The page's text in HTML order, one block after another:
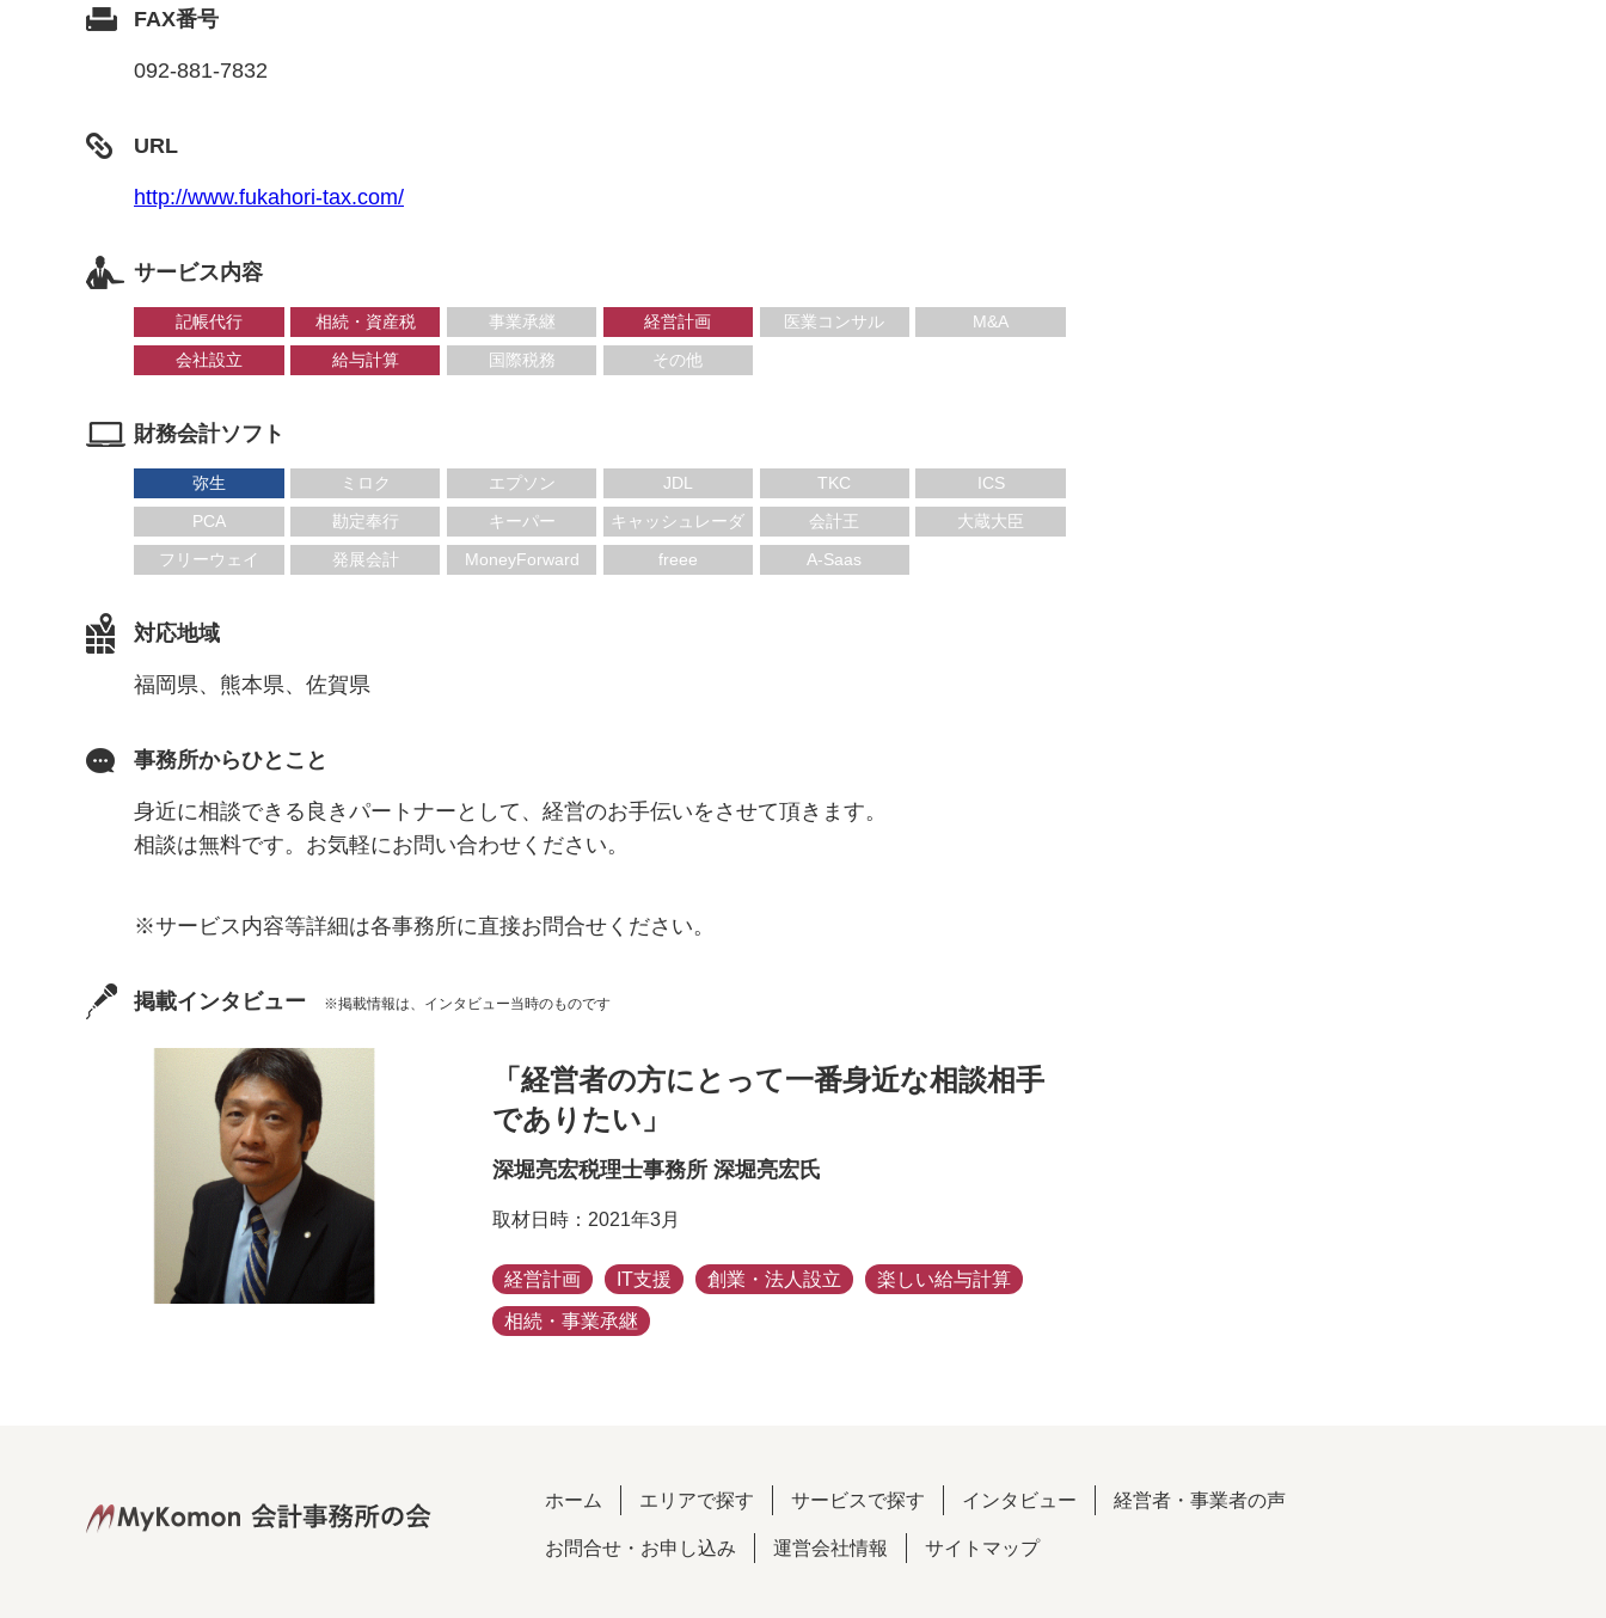
FAX番号
092-881-7832
URL
http://www.fukahori-tax.com/
サービス内容
記帳代行 相続・資産税 事業承継 経営計画 医業コンサル
M&A
会社設立
給与計算 国際税務 その他
財務会計ソフト
弥生 ミロク エプソン JDL TKC
ICS
PCA
勘定奉行 キーパー
キャッシュレーダ
ー
会計王
大蔵大臣
フリーウェイ
発展会計 MoneyForward freee A-Saas
対応地域
福岡県、熊本県、佐賀県
事務所からひとこと
身近に相談できる良きパートナーとして、経営のお手伝いをさせて頂きます。
相談は無料です。お気軽にお問い合わせください。
※サービス内容等詳細は各事務所に直接お問合せください。
掲載インタビュー ※掲載情報は、インタビュー当時のものです
「経営者の方にとって一番身近な相談相手
でありたい」
深堀亮宏税理士事務所 深堀亮宏氏
取材日時：2021年3月
経営計画 IT支援 創業・法人設立 楽しい給与計算
相続・事業承継
ホーム エリアで探す サービスで探す インタビュー 経営者・事業者の声
お問合せ・お申し込み 運営会社情報 サイトマップ